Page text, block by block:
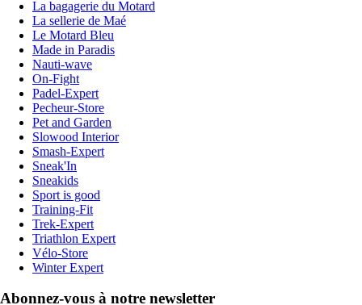
La bagagerie du Motard
La sellerie de Maé
Le Motard Bleu
Made in Paradis
Nauti-wave
On-Fight
Padel-Expert
Pecheur-Store
Pet and Garden
Slowood Interior
Smash-Expert
Sneak'In
Sneakids
Sport is good
Training-Fit
Trek-Expert
Triathlon Expert
Vélo-Store
Winter Expert
Abonnez-vous à notre newsletter